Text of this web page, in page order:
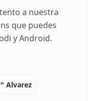
a nuestra
que puedes
y Android.
Alvarez